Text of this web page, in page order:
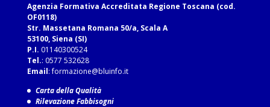
Agenzia Formativa Accreditata Regione Toscana (cod.
OF0118)
Str. Massetana Romana 50/a, Scala A
53100, Siena (SI)
P.I. 01140300524
Tel.: 0577 532628
Email:formazione@bluinfo.it
Carta della Qualità
Rilevazione Fabbisogni